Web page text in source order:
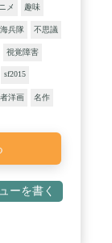
メ 趣味
海兵隊 不思議
視覚障害
sf2015
洋画 名作
ーを書く